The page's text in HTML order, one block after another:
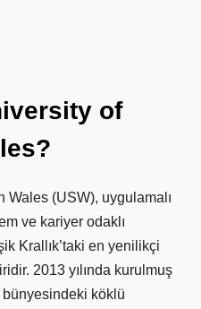
of
Wales (USW), uygulamalı
ve kariyer odaklı
Krallık’taki en yenilikçi
2013 yılında kurulmuş
bünyesindeki köklü